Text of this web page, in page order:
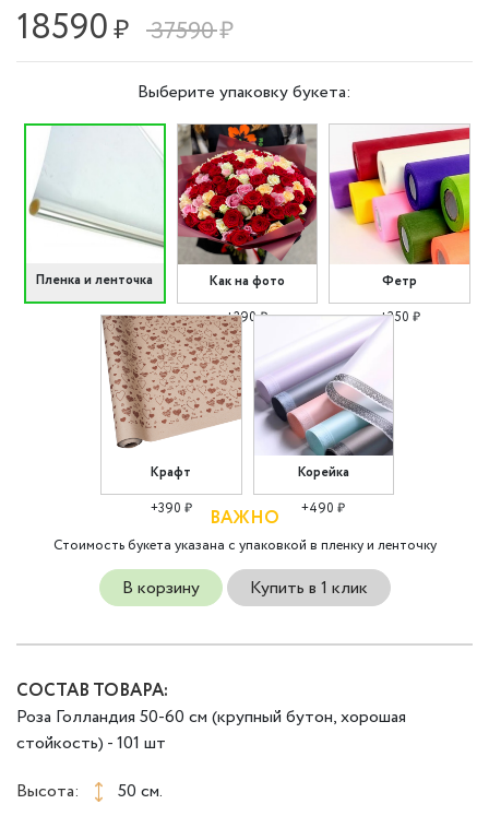
18590₽ 37590 ₽
Выберите упаковку букета:
Пленка и ленточка
Как на фото
+290 ₽
Фетр
+350 ₽
Крафт
+390 ₽
Корейка
+490 ₽
ВАЖНО
Стоимость букета указана с упаковкой в пленку и ленточку
В корзину Купить в 1 клик
СОСТАВ ТОВАРА:
Роза Голландия 50-60 см (крупный бутон, хорошая
стойкость) - 101 шт
Высота:
50 см.